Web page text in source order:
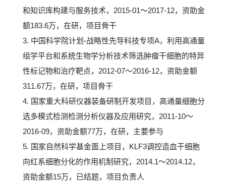
和知识库构建与服务技术，2015-01～2017-12，资助金
额183.6万，在研，项目骨干
3. 中国科学院计划-战略性先导科技专项A，利用高通量
组学平台和系统生物学分析技术筛选肿瘤干细胞的特异
性标记物和治疗靶点，2012-07～2016-12，资助金额
311.67万，在研，项目骨干
4. 国家重大科研仪器装备研制开发项目，高通量细胞分
选多模式检测检测分析仪器及应用研究，2011-10～
2016-09，资助金额77万，在研，主要参与
5. 国家自然科学基金面上项目，KLF3调控造血干细胞
向红系细胞分化的作用机制研究，2014.1～2014.12，
资助金额15万，已结题，项目负责人